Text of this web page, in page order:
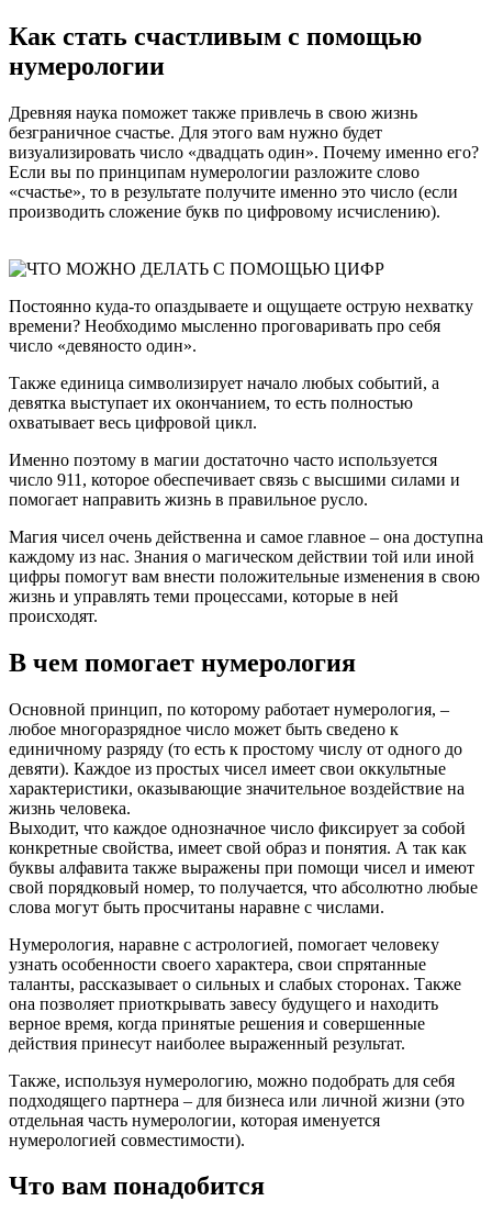
Как стать счастливым с помощью
нумерологии
Древняя наука поможет также привлечь в свою жизнь
безграничное счастье. Для этого вам нужно будет
визуализировать число «двадцать один». Почему именно его?
Если вы по принципам нумерологии разложите слово
«счастье», то в результате получите именно это число (если
производить сложение букв по цифровому исчислению).
Постоянно куда-то опаздываете и ощущаете острую нехватку
времени? Необходимо мысленно проговаривать про себя
число «девяносто один».
Также единица символизирует начало любых событий, а
девятка выступает их окончанием, то есть полностью
охватывает весь цифровой цикл.
Именно поэтому в магии достаточно часто используется
число 911, которое обеспечивает связь с высшими силами и
помогает направить жизнь в правильное русло.
Магия чисел очень действенна и самое главное – она доступна
каждому из нас. Знания о магическом действии той или иной
цифры помогут вам внести положительные изменения в свою
жизнь и управлять теми процессами, которые в ней
происходят.
В чем помогает нумерология
Основной принцип, по которому работает нумерология, –
любое многоразрядное число может быть сведено к
единичному разряду (то есть к простому числу от одного до
девяти). Каждое из простых чисел имеет свои оккультные
характеристики, оказывающие значительное воздействие на
жизнь человека.
Выходит, что каждое однозначное число фиксирует за собой
конкретные свойства, имеет свой образ и понятия. А так как
буквы алфавита также выражены при помощи чисел и имеют
свой порядковый номер, то получается, что абсолютно любые
слова могут быть просчитаны наравне с числами.
Нумерология, наравне с астрологией, помогает человеку
узнать особенности своего характера, свои спрятанные
таланты, рассказывает о сильных и слабых сторонах. Также
она позволяет приоткрывать завесу будущего и находить
верное время, когда принятые решения и совершенные
действия принесут наиболее выраженный результат.
Также, используя нумерологию, можно подобрать для себя
подходящего партнера – для бизнеса или личной жизни (это
отдельная часть нумерологии, которая именуется
нумерологией совместимости).
Что вам понадобится